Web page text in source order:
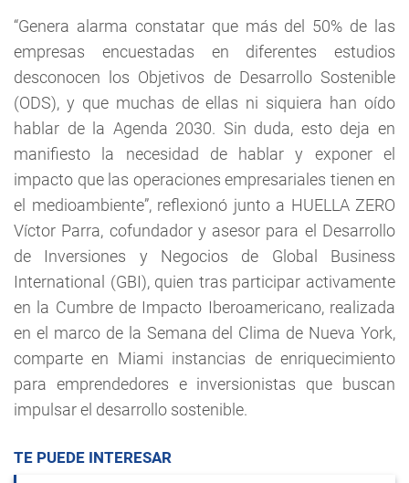
“Genera alarma constatar que más del 50% de las
empresas encuestadas en diferentes estudios
desconocen los Objetivos de Desarrollo Sostenible
(ODS), y que muchas de ellas ni siquiera han oído
hablar de la Agenda 2030. Sin duda, esto deja en
manifiesto la necesidad de hablar y exponer el
impacto que las operaciones empresariales tienen en
el medioambiente”, reflexionó junto a HUELLA ZERO
Víctor Parra, cofundador y asesor para el Desarrollo
de Inversiones y Negocios de Global Business
International (GBI), quien tras participar activamente
en la Cumbre de Impacto Iberoamericano, realizada
en el marco de la Semana del Clima de Nueva York,
comparte en Miami instancias de enriquecimiento
para emprendedores e inversionistas que buscan
impulsar el desarrollo sostenible.
TE PUEDE INTERESAR